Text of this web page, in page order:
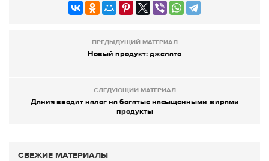
ПРЕДЫДУЩИЙ МАТЕРИАЛ
Новый продукт: джелато
СЛЕДУЮЩИЙ МАТЕРИАЛ
Дания вводит налог на богатые насыщенными жирами
продукты
СВЕЖИЕ МАТЕРИАЛЫ